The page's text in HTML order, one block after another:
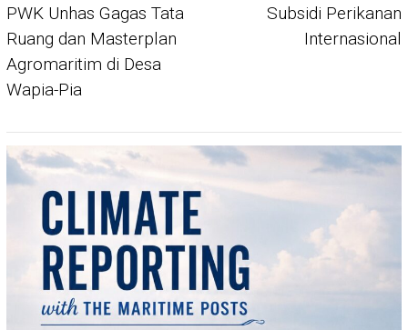
PWK Unhas Gagas Tata
Ruang dan Masterplan
Agromaritim di Desa
Wapia-Pia
Subsidi Perikanan
Internasional